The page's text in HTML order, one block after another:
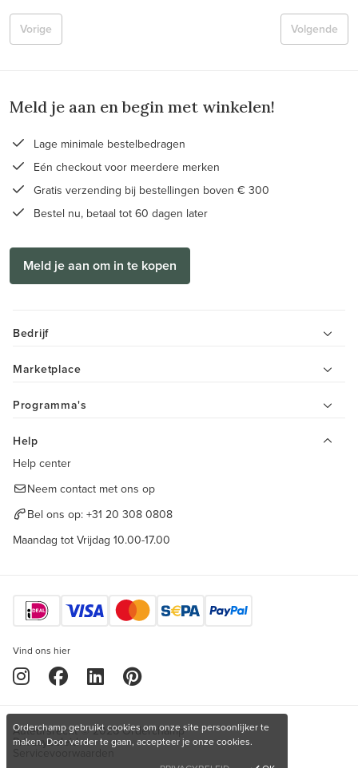
Volgende
Vorige
Meld je aan en begin met winkelen!
Lage minimale bestelbedragen
Eén checkout voor meerdere merken
Gratis verzending bij bestellingen boven € 300
Bestel nu, betaal tot 60 dagen later
Meld je aan om in te kopen
Bedrijf
Marketplace
Programma's
Help
Help center
Neem contact met ons op
Bel ons op: +31 20 308 0808
Maandag tot Vrijdag 10.00-17.00
Vind ons hier
Auteursrecht © 2026 Orderchamp
Privacybeleid
Orderchamp gebruikt cookies om onze site persoonlijker te
maken. Door verder te gaan, accepteer je onze cookies.